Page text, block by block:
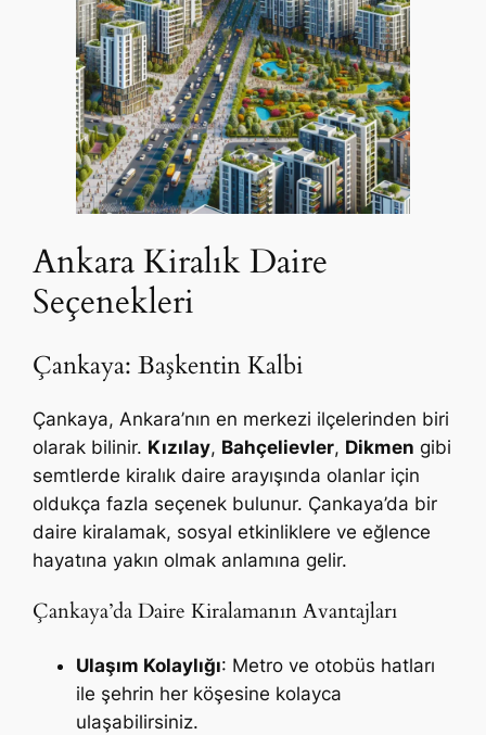
Ankara Kiralık Daire
Seçenekleri
Çankaya: Başkentin Kalbi
Çankaya, Ankara’nın en merkezi ilçelerinden biri
olarak bilinir. Kızılay, Bahçelievler, Dikmen gibi
semtlerde kiralık daire arayışında olanlar için
oldukça fazla seçenek bulunur. Çankaya’da bir
daire kiralamak, sosyal etkinliklere ve eğlence
hayatına yakın olmak anlamına gelir.
Çankaya’da Daire Kiralamanın Avantajları
Ulaşım Kolaylığı: Metro ve otobüs hatları
ile şehrin her köşesine kolayca
ulaşabilirsiniz.